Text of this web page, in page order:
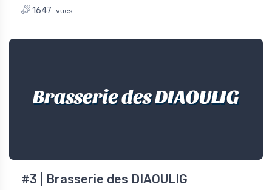
1647 vues
Brasserie des DIAOULIG
#3 | Brasserie des DIAOULIG